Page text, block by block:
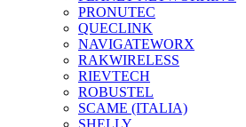
PRONUTEC
QUECLINK
NAVIGATEWORX
RAKWIRELESS
RIEVTECH
ROBUSTEL
SCAME (ITALIA)
SHELLY